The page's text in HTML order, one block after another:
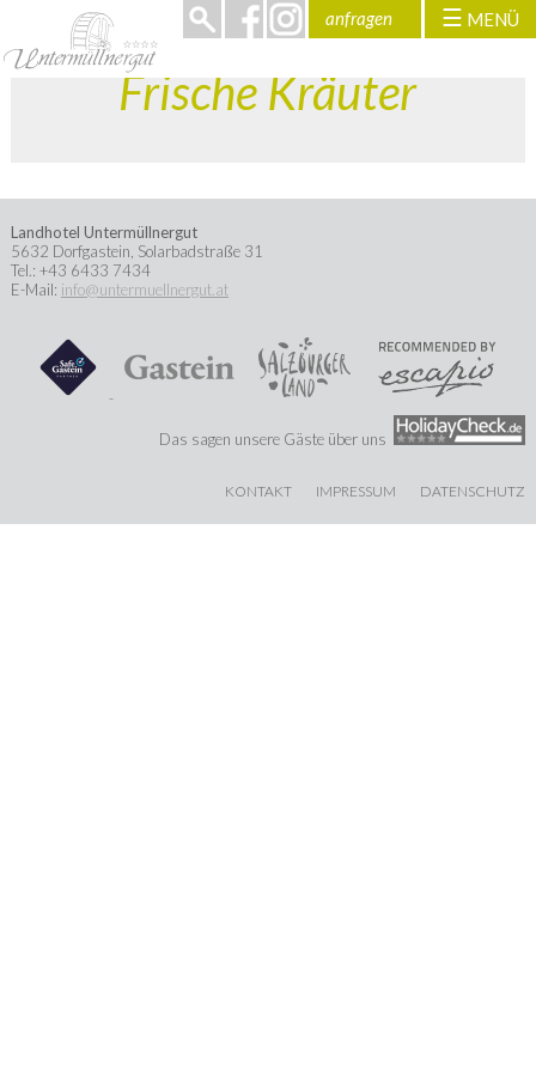
☰ MENÜ
anfragen
Frische Kräuter
Landhotel Untermüllnergut
5632 Dorfgastein, Solarbadstraße 31
Tel.: +43 6433 7434
E-Mail: info@untermuellnergut.at
Das sagen unsere Gäste über uns
KONTAKT IMPRESSUM DATENSCHUTZ